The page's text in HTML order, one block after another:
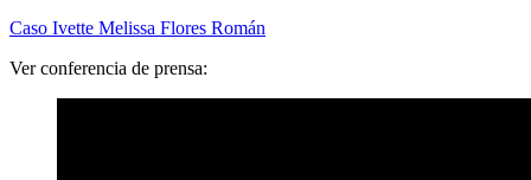
Caso Ivette Melissa Flores Román
Ver conferencia de prensa: